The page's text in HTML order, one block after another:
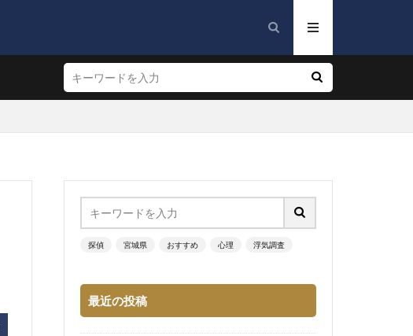
探偵 宮城県 おすすめ 心理 浮気調査
最近の投稿